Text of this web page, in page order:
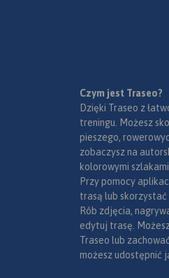
Czym jest Traseo?
Dzięki Traseo z
treningu. Możesz
pieszego,
zobaczysz na
kolorowymi
Przy pomocy
trasą lub skorzystać
Rób zdjęcia,
edytuj trasę.
Traseo lub
możesz udostępnić